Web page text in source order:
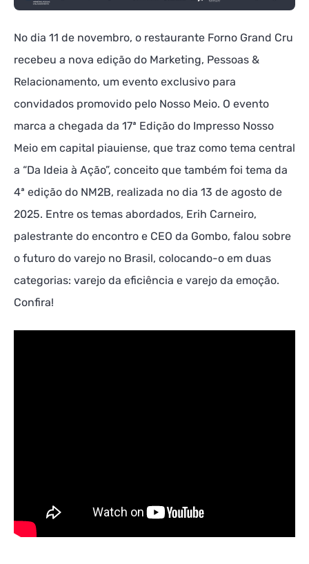
No dia 11 de novembro, o restaurante Forno Grand Cru
recebeu a nova edição do Marketing, Pessoas &
Relacionamento, um evento exclusivo para
convidados promovido pelo Nosso Meio. O evento
marca a chegada da 17ª Edição do Impresso Nosso
Meio em capital piauiense, que traz como tema central
a “Da Ideia à Ação”, conceito que também foi tema da
4ª edição do NM2B, realizada no dia 13 de agosto de
2025. Entre os temas abordados, Erih Carneiro,
palestrante do encontro e CEO da Gombo, falou sobre
o futuro do varejo no Brasil, colocando-o em duas
categorias: varejo da eficiência e varejo da emoção.
Confira!